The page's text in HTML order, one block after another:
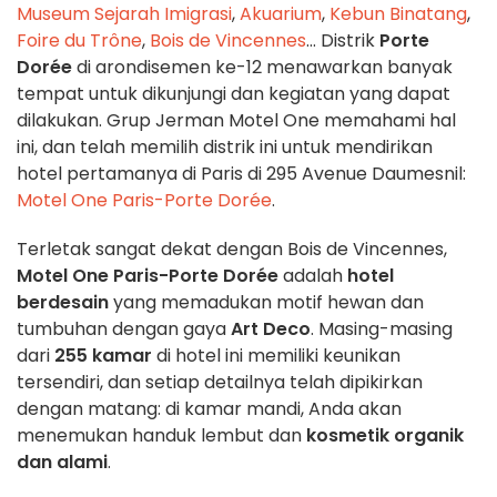
Museum Sejarah Imigrasi,Akuarium, Kebun Binatang,
Foire du Trône, Bois de Vincennes... Distrik Porte
Doréedi arondisemen ke-12 menawarkan banyak
tempat untuk dikunjungi dan kegiatan yang dapat
dilakukan. Grup Jerman Motel One memahami hal
ini, dan telah memilih distrik ini untuk mendirikan
hotel pertamanya di Paris di 295 Avenue Daumesnil:
Motel One Paris-Porte Dorée.
Terletak sangat dekat dengan Bois de Vincennes,
Motel One Paris-Porte Doréeadalah hotel
berdesainyang memadukan motif hewan dan
tumbuhan dengan gayaArt Deco. Masing-masing
dari 255 kamar di hotel ini memiliki keunikan
tersendiri, dan setiap detailnya telah dipikirkan
dengan matang: di kamar mandi, Anda akan
menemukan handuk lembut dan kosmetik organik
dan alami.